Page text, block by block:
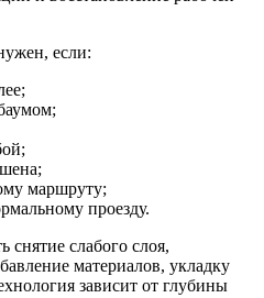
если:
маршруту;
проезду.
снятие слабого слоя,
материалов, укладку
зависит от глубины